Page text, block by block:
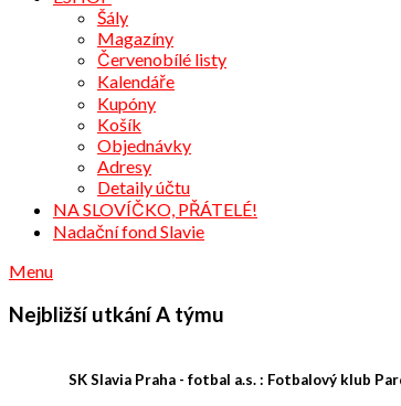
Šály
Magazíny
Červenobílé listy
Kalendáře
Kupóny
Košík
Objednávky
Adresy
Detaily účtu
NA SLOVÍČKO, PŘÁTELÉ!
Nadační fond Slavie
Menu
Nejbližší utkání A týmu
SK Slavia Praha - fotbal a.s. : Fotbalový klub